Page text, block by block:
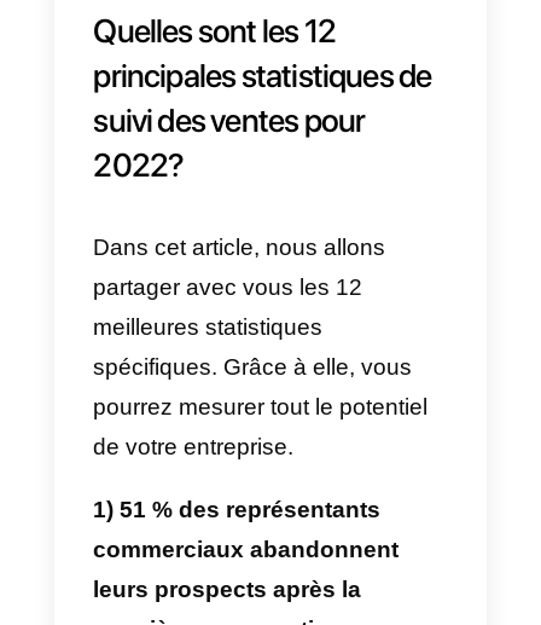
d’identifier l’étape à laquelle se
trouve un prospect dans notre
entonnoir de vente. Ceci, dans le
but de comprendre la meilleure
mieux répondre aux demandes
des clients, d’aider à la prise de
décision et de maintenir un
contact actif.